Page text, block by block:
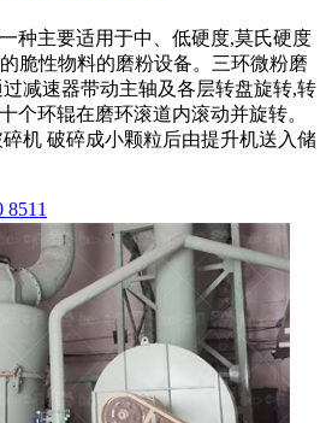
种主要适用于中、低硬度,莫氏硬度
脆性物料的磨粉设备。三环微粉磨
减速器带动主轴及各层转盘旋转,转
个环辊在磨环滚道内滚动并旋转。
机 破碎成小颗粒后由提升机送入储
8511